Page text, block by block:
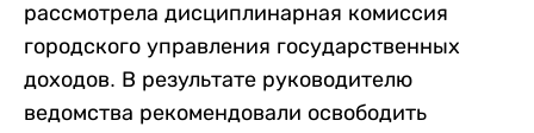
рассмотрела дисциплинарная комиссия
городского управления государственных
доходов. В результате руководителю
ведомства рекомендовали освободить